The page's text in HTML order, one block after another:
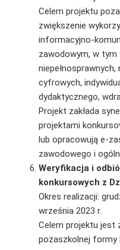
Celem projektu
zwiększenie
informacyjno-
zawodowym, w tym
cyfrowych,
dydaktycznego,
Projekt zakłada
projektami
lub opracowują e-
zawodowego i
Weryfikacja i
konkursowych z
Okres realizacji:
września 2023 r.
Celem projektu jest
pozaszkolnej formy